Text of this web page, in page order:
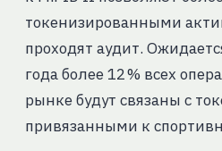
токенизированными
проходят аудит.
года более 12 % всех
рынке будут связаны с
привязанными к